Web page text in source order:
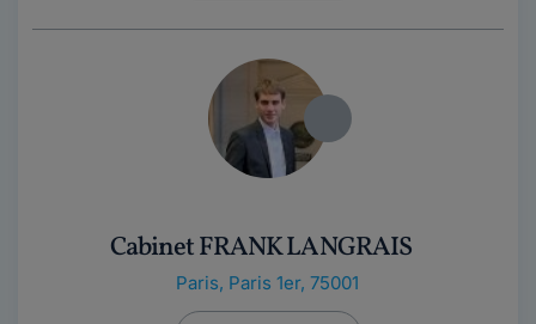
Cabinet FRANK LANGRAIS
Paris, Paris 1er, 75001